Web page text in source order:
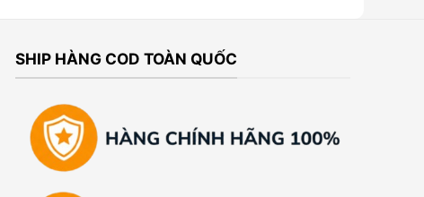
SHIP HÀNG COD TOÀN QUỐC